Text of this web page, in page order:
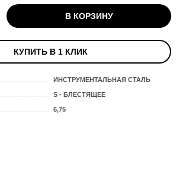
В КОРЗИНУ
КУПИТЬ В 1 КЛИК
ИНСТРУМЕНТАЛЬНАЯ СТАЛЬ
S - БЛЕСТЯЩЕЕ
6,75